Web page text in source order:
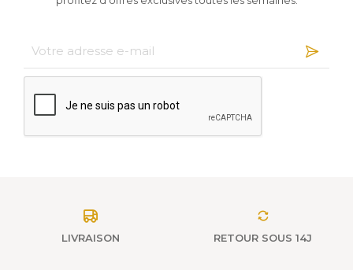
LIVRAISON RETOUR SOUS 14J